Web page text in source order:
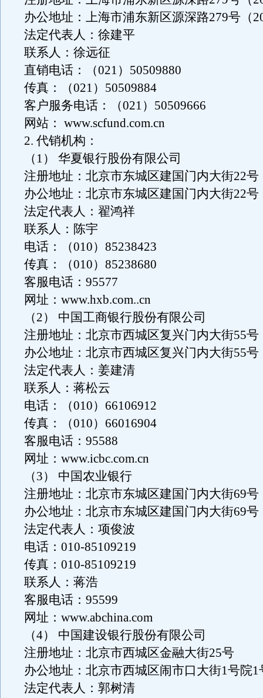
办公地址：上海市浦东新区源深路279号（
法定代表人：徐建平
联系人：徐远征
直销电话：（021）50509880
传真：（021）50509884
客户服务电话：（021）50509666
网站： www.scfund.com.cn
2. 代销机构：
（1） 华夏银行股份有限公司
注册地址：北京市东城区建国门内大街22号
办公地址：北京市东城区建国门内大街22号
法定代表人：翟鸿祥
联系人：陈宇
电话：（010）85238423
传真：（010）85238680
客服电话：95577
网址：www.hxb.com..cn
（2） 中国工商银行股份有限公司
注册地址：北京市西城区复兴门内大街55号
办公地址：北京市西城区复兴门内大街55号
法定代表人：姜建清
联系人：蒋松云
电话：（010）66106912
传真：（010）66016904
客服电话：95588
网址：www.icbc.com.cn
（3） 中国农业银行
注册地址：北京市东城区建国门内大街69号
办公地址：北京市东城区建国门内大街69号
法定代表人：项俊波
电话：010-85109219
传真：010-85109219
联系人：蒋浩
客服电话：95599
网址：www.abchina.com
（4） 中国建设银行股份有限公司
注册地址：北京市西城区金融大街25号
办公地址：北京市西城区闹市口大街1号院1
法定代表人：郭树清